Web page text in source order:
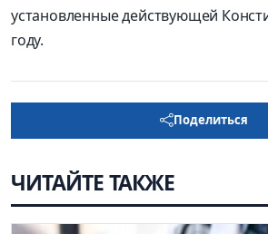
установленные действующей
году.
Поделиться
ЧИТАЙТЕ ТАКЖЕ